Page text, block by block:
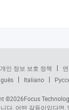
개인 정보 보호 정책
Italiano
©2026Focus
. 어떤 갈등이있다